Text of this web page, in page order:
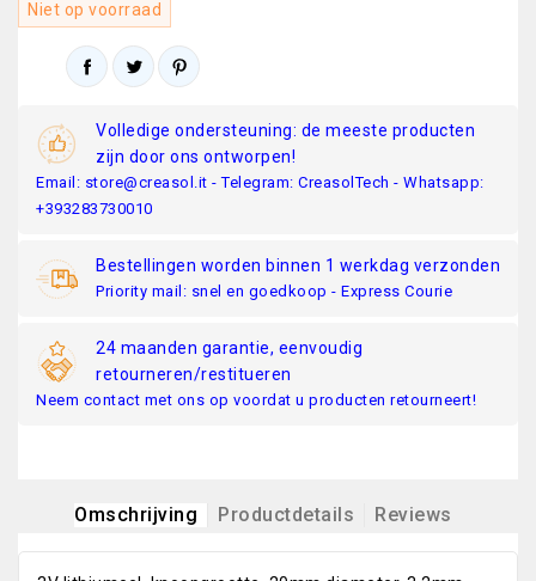
Niet op voorraad
Volledige ondersteuning: de meeste producten
zijn door ons ontworpen!
Email: store@creasol.it - Telegram: CreasolTech - Whatsapp:
+393283730010
Bestellingen worden binnen 1 werkdag verzonden
Priority mail: snel en goedkoop - Express Courie
24 maanden garantie, eenvoudig
retourneren/restitueren
Neem contact met ons op voordat u producten retourneert!
Omschrijving Productdetails Reviews